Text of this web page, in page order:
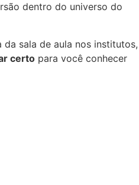
dentro do universo do
sala de aula nos institutos,
certo para você conhecer